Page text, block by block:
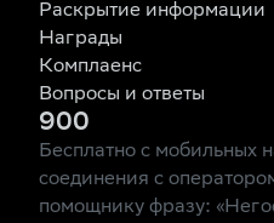
Раскрытие информации
Награды
Комплаенс
Вопросы и ответы
900
Бесплатно с мобильных
соединения с
помощнику фразу: